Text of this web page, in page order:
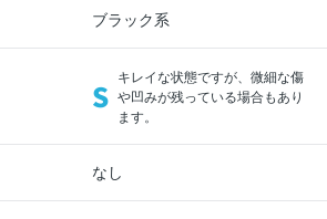
ブラック系
S
キレイな状態ですが、微細な傷
や凹みが残っている場合もあり
ます。
なし